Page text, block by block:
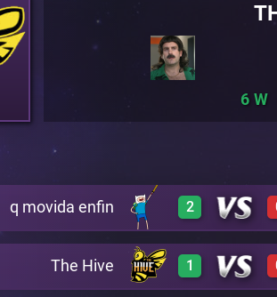
6
q movida enfin 2
3 A22
The Hive 1